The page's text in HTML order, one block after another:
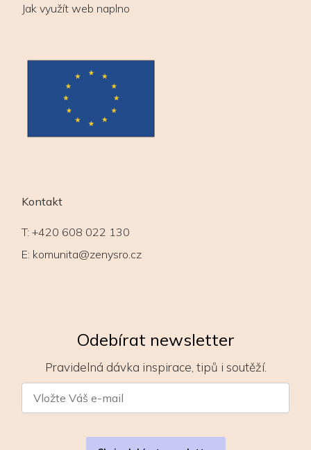
Jak využít web naplno
Kontakt
T: +420 608 022 130
E: komunita@zenysro.cz
Odebírat newsletter
Pravidelná dávka inspirace, tipů i soutěží.